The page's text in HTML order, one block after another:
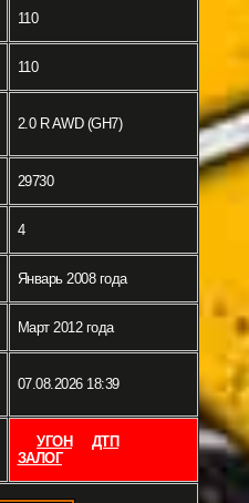
110
110
2.0 R AWD (GH7)
29730
4
Январь 2008 года
Март 2012 года
07.08.2026 18:39
УГОН
ДТП
ЗАЛОГ